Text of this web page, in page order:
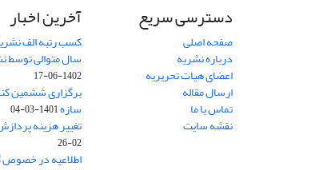
دسترسی سریع
صفحه اصلی
درباره نشریه
اعضای هیات تحریریه
ارسال مقاله
تماس با ما
نقشه سایت
آخرین اخبار
کسب رتبه الف
سال متوالی
1402-06-17
برگزاری ششمین
سازه1401-03-04
تغییر هزینه
02-26
اطلاعیه در خصوص